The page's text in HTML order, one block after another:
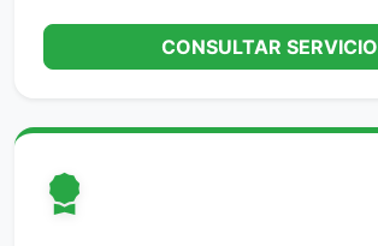
CONSULTAR SERVICIO